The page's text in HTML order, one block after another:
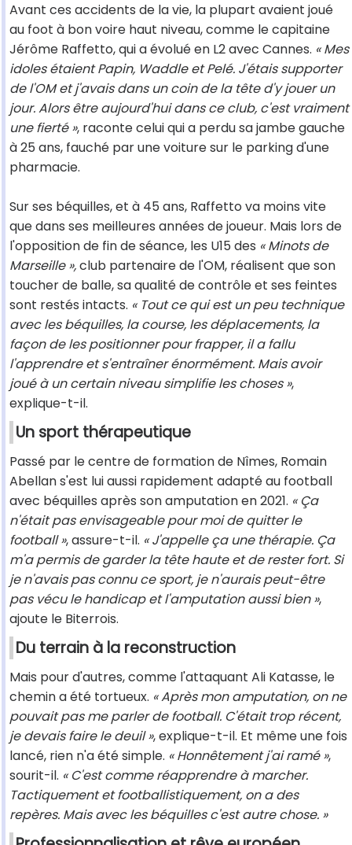
Avant ces accidents de la vie, la plupart avaient joué
au foot à bon voire haut niveau, comme le capitaine
Jérôme Raffetto, qui a évolué en L2 avec Cannes. « Mes
idoles étaient Papin, Waddle et Pelé. J'étais supporter
de l'OM et j'avais dans un coin de la tête d'y jouer un
jour. Alors être aujourd'hui dans ce club, c'est vraiment
une fierté », raconte celui qui a perdu sa jambe gauche
à 25 ans, fauché par une voiture sur le parking d'une
pharmacie.
Sur ses béquilles, et à 45 ans, Raffetto va moins vite
que dans ses meilleures années de joueur. Mais lors de
l'opposition de fin de séance, les U15 des « Minots de
Marseille »,club partenaire de l'OM, réalisent que son
toucher de balle, sa qualité de contrôle et ses feintes
sont restés intacts. « Tout ce qui est un peu technique
avec les béquilles, la course, les déplacements, la
façon de les positionner pour frapper, il a fallu
l'apprendre et s'entraîner énormément. Mais avoir
joué à un certain niveau simplifie les choses »,
explique-t-il.
Un sport thérapeutique
Passé par le centre de formation de Nîmes, Romain
Abellan s'est lui aussi rapidement adapté au football
avec béquilles après son amputation en 2021. « Ça
n'était pas envisageable pour moi de quitter le
football », assure-t-il. « J'appelle ça une thérapie. Ça
m'a permis de garder la tête haute et de rester fort. Si
je n'avais pas connu ce sport, je n'aurais peut-être
pas vécu le handicap et l'amputation aussi bien »,
ajoute le Biterrois.
Du terrain à la reconstruction
Mais pour d'autres, comme l'attaquant Ali Katasse, le
chemin a été tortueux. « Après mon amputation, on ne
pouvait pas me parler de football. C'était trop récent,
je devais faire le deuil », explique-t-il. Et même une fois
lancé, rien n'a été simple. « Honnêtement j'ai ramé »,
sourit-il. « C'est comme réapprendre à marcher.
Tactiquement et footballistiquement, on a des
repères. Mais avec les béquilles c'est autre chose. »